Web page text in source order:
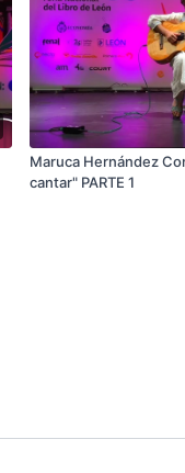
Maruca Hernández
cantar" PARTE 1